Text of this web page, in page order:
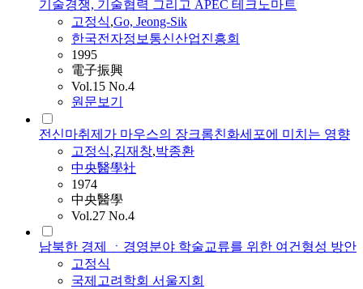
기술경쟁, 기술협력 그리고 APEC 테크노마트
고정식,Go, Jeong-Sik
한국전자정보통신산업진흥회
1995
電子振興
Vol.15 No.4
원문보기
전신마취제가 마우스의 장크롬친화세포에 미치는 영향
고정식,김재창,박종환
中央醫學社
1974
中央醫學
Vol.27 No.4
남북한 경제 ㆍ경영분야 학술교류를 위한 여건형성 방안
고정식
국제고려학회 서울지회